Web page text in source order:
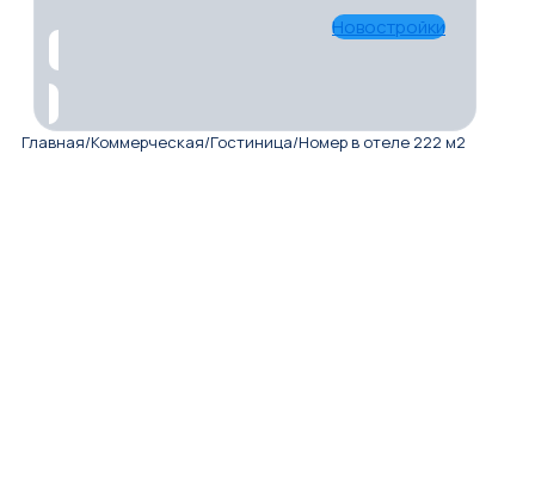
Новостройки
Главная/Коммерческая/Гостиница/Номер в отеле 222 м2